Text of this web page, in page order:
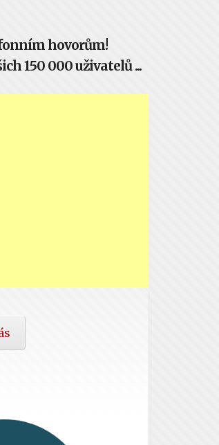
hovorům!
150 000 uživatelů ...